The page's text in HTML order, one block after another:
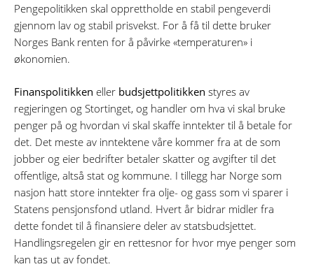
Pengepolitikken skal opprettholde en stabil pengeverdi
gjennom lav og stabil prisvekst. For å få til dette bruker
Norges Bank renten for å påvirke «temperaturen» i
økonomien.
Finanspolitikken eller budsjettpolitikken styres av
regjeringen og Stortinget, og handler om hva vi skal bruke
penger på og hvordan vi skal skaffe inntekter til å betale for
det. Det meste av inntektene våre kommer fra at de som
jobber og eier bedrifter betaler skatter og avgifter til det
offentlige, altså stat og kommune. I tillegg har Norge som
nasjon hatt store inntekter fra olje- og gass som vi sparer i
Statens pensjonsfond utland. Hvert år bidrar midler fra
dette fondet til å finansiere deler av statsbudsjettet.
Handlingsregelen gir en rettesnor for hvor mye penger som
kan tas ut av fondet.